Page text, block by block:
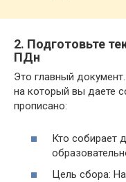
2. Подготовьте
ПДн
Это главный
на который вы даете
прописано:
Кто собирает
Цель сбора: